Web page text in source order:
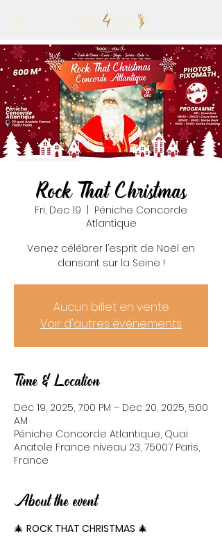
Rock That Christmas
Fri, Dec 19
Péniche Concorde
Atlantique
Venez célébrer l’esprit de Noël en
dansant sur la Seine !
Aucun billet en vente
Voir d'autres événements
Time & Location
Dec 19, 2025, 7:00 PM – Dec 20, 2025, 5:00
AM
Péniche Concorde Atlantique, Quai
Anatole France niveau 23, 75007 Paris,
France
About the event
🎄 ROCK THAT CHRISTMAS 🎄